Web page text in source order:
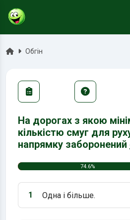
ГоловнаОбгін
На дорогах з якою
кількістю смуг для
напрямку заборонений
74.6%
Варіант 1:
1 Одна і більше.